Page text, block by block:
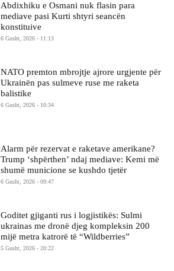
Abdixhiku e Osmani nuk flasin para
mediave pasi Kurti shtyri seancën
konstituive
6 Gusht, 2026 - 11:13
NATO premton mbrojtje ajrore urgjente për
Ukrainën pas sulmeve ruse me raketa
balistike
6 Gusht, 2026 - 10:34
Alarm për rezervat e raketave amerikane?
Trump ‘shpërthen’ ndaj mediave: Kemi më
shumë municione se kushdo tjetër
6 Gusht, 2026 - 09:47
Goditet gjiganti rus i logjistikës: Sulmi
ukrainas me dronë djeg kompleksin 200
mijë metra katrorë të “Wildberries”
5 Gusht, 2026 - 20:22